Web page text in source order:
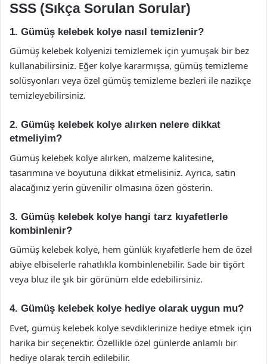
SSS (Sıkça Sorulan Sorular)
1. Gümüş kelebek kolye nasıl temizlenir?
Gümüş kelebek kolyenizi temizlemek için yumuşak bir bez
kullanabilirsiniz. Eğer kolye kararmışsa, gümüş temizleme
solüsyonları veya özel gümüş temizleme bezleri ile nazikçe
temizleyebilirsiniz.
2. Gümüş kelebek kolye alırken nelere dikkat
etmeliyim?
Gümüş kelebek kolye alırken, malzeme kalitesine,
tasarımına ve boyutuna dikkat etmelisiniz. Ayrıca, satın
alacağınız yerin güvenilir olmasına özen gösterin.
3. Gümüş kelebek kolye hangi tarz kıyafetlerle
kombinlenir?
Gümüş kelebek kolye, hem günlük kıyafetlerle hem de özel
abiye elbiselerle rahatlıkla kombinlenebilir. Sade bir tişört
veya bluz ile şık bir görünüm elde edebilirsiniz.
4. Gümüş kelebek kolye hediye olarak uygun mu?
Evet, gümüş kelebek kolye sevdiklerinize hediye etmek için
harika bir seçenektir. Özellikle özel günlerde anlamlı bir
hediye olarak tercih edilebilir.